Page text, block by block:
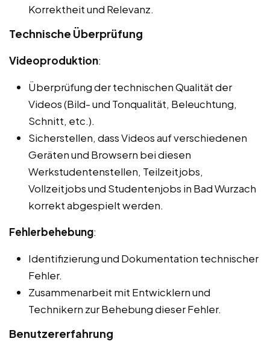
Korrektheit und Relevanz.
Technische Überprüfung
Videoproduktion:
Überprüfung der technischen Qualität der
Videos (Bild- und Tonqualität, Beleuchtung,
Schnitt, etc.).
Sicherstellen, dass Videos auf verschiedenen
Geräten und Browsern bei diesen
Werkstudentenstellen, Teilzeitjobs,
Vollzeitjobs und Studentenjobs in Bad Wurzach
korrekt abgespielt werden.
Fehlerbehebung:
Identifizierung und Dokumentation technischer
Fehler.
Zusammenarbeit mit Entwicklern und
Technikern zur Behebung dieser Fehler.
Benutzererfahrung